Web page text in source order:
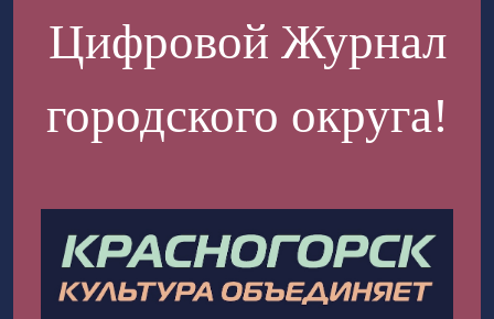
Цифровой Журнал
городского округа!